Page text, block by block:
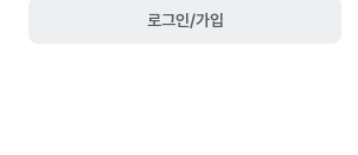
로그인/가입